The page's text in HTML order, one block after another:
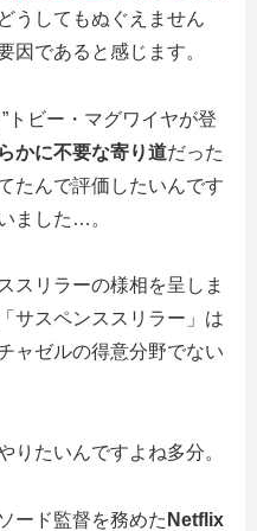
うしてもぬぐえません
因であると感じます。
トビー・マグワイヤが登
かに不要な寄り道だった
たんで評価したいんです
ました…。
スリラーの様相を呈しま
サスペンススリラー」は
ャゼルの得意分野でない
りたいんですよね多分。
ード監督を務めた Netflix